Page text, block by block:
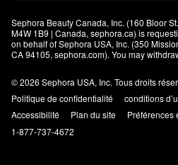
Sephora Beauty Canada, Inc. (160 Bloor
M4W 1B9 | Canada, sephora.ca) is
on behalf of Sephora USA, Inc. (350
CA 94105, sephora.com). You may
© 2026 Sephora USA, Inc. Tous droits
Politique de confidentialité
conditions
Accessibilité
Plan du site
Préférences
1-877-737-4672